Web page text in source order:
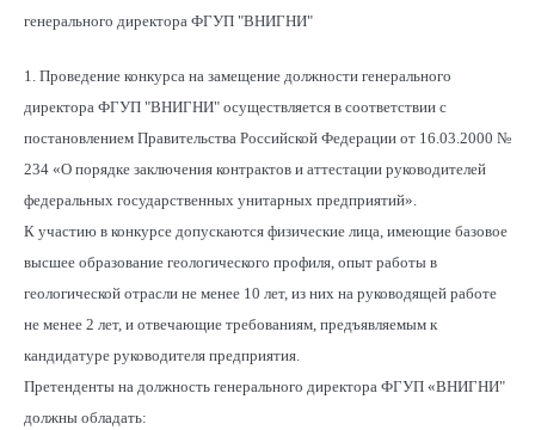
генерального директора ФГУП "ВНИГНИ"
1. Проведение конкурса на замещение должности генерального
директора ФГУП "ВНИГНИ" осуществляется в соответствии с
постановлением Правительства Российской Федерации от 16.03.2000 №
234 «О порядке заключения контрактов и аттестации руководителей
федеральных государственных унитарных предприятий».
К участию в конкурсе допускаются физические лица, имеющие базовое
высшее образование геологического профиля, опыт работы в
геологической отрасли не менее 10 лет, из них на руководящей работе
не менее 2 лет, и отвечающие требованиям, предъявляемым к
кандидатуре руководителя предприятия.
Претенденты на должность генерального директора ФГУП «ВНИГНИ"
должны обладать: